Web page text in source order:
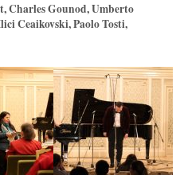
Charles Gounod, Umberto
Ceaikovski, Paolo Tosti,